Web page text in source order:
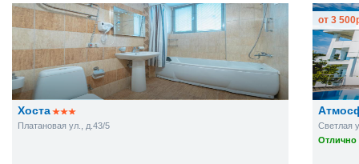
Хоста
Платановая ул., д.43/5
Светлая
Отлично
от 3 500